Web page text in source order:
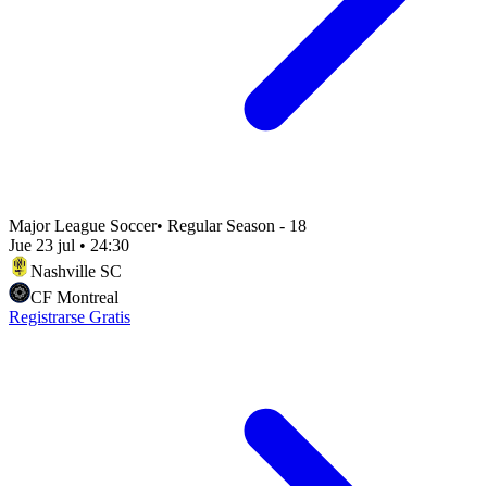
Major League Soccer• Regular Season - 18
Jue 23 jul • 24:30
Nashville SC
CF Montreal
Registrarse Gratis